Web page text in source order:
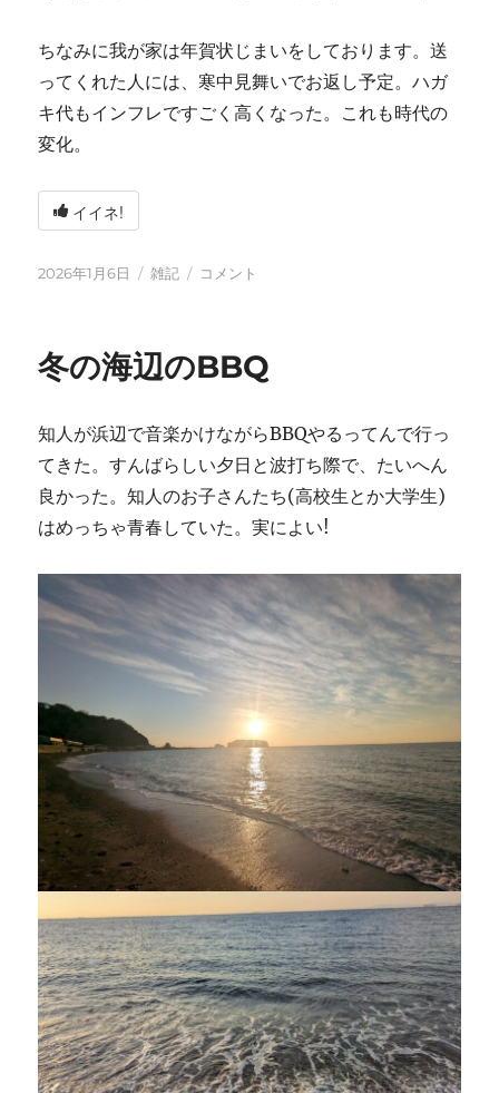
ちなみに我が家は年賀状じまいをしております。送
ってくれた人には、寒中見舞いでお返し予定。ハガ
キ代もインフレですごく高くなった。これも時代の
変化。
イイネ!
投
2026年1月6日
カ
ー
雑記
2026
コメント
冬の海辺のBBQ
知人が浜辺で音楽かけながらBBQやるってんで行っ
てきた。すんばらしい夕日と波打ち際で、たいへん
良かった。知人のお子さんたち(高校生とか大学生)
はめっちゃ青春していた。実によい!